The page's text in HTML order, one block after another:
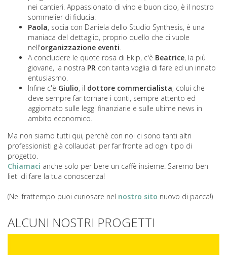
nei cantieri. Appassionato di vino e buon cibo, è il nostro
sommelier di fiducia!
Paola, socia con Daniela dello Studio Synthesis, è una
maniaca del dettaglio, proprio quello che ci vuole
nell'organizzazione eventi
A concludere le quote rosa di Ekip, c'è Beatrice, la più
giovane, la nostra PR con tanta voglia di fare ed un innato
entusiasmo.
Infine c'è Giulio, il dottore commercialista, colui che
deve sempre far tornare i conti, sempre attento ed
aggiornato sulle leggi finanziarie e sulle ultime news in
ambito economico.
Ma non siamo tutti qui, perchè con noi ci sono tanti altri
professionisti già collaudati per far fronte ad ogni tipo di
progetto.
Chiamaci anche solo per bere un caffè insieme. Saremo ben
lieti di fare la tua conoscenza!
(Nel frattempo puoi curiosare nel nostro sito nuovo di pacca!)
ALCUNI NOSTRI PROGETTI